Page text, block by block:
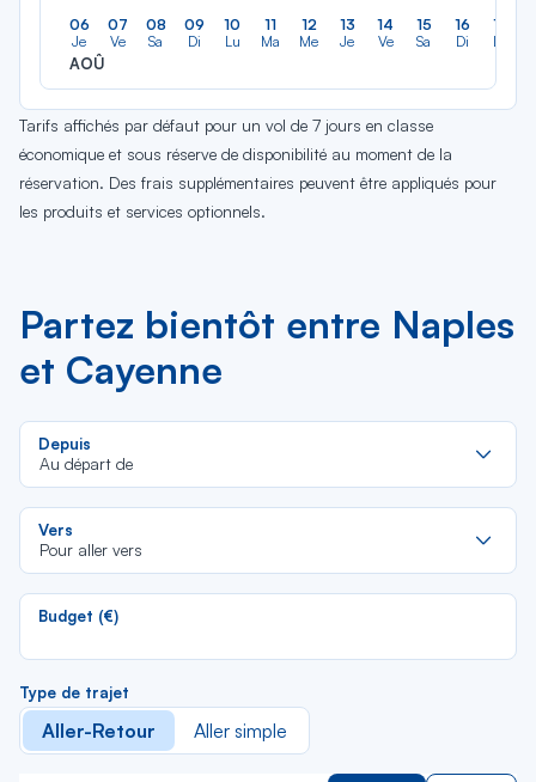
06
Je
AOÛ
07
Ve
08
Sa
09
Di
10
Lu
11
Ma
12
Me
13
Je
14
Ve
15
Sa
16
Di
17
Lu
Tarifs affichés par défaut pour un vol de 7 jours en classe
économique et sous réserve de disponibilité au moment de la
réservation. Des frais supplémentaires peuvent être appliqués pour
les produits et services optionnels.
Partez bientôt entre Naples
et Cayenne
Depuis
Au départ de
Vers
Pour aller vers
Budget (€)
Type de trajet
Aller-Retour Aller simple